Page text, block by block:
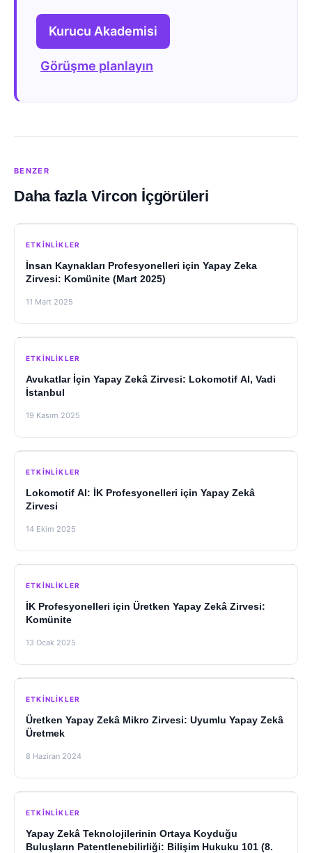
Kurucu Akademisi
Görüşme planlayın
BENZER
Daha fazla Vircon İçgörüleri
ETKINLIKLER
İnsan Kaynakları Profesyonelleri için Yapay Zeka
Zirvesi: Komünite (Mart 2025)
11 Mart 2025
ETKINLIKLER
Avukatlar İçin Yapay Zekâ Zirvesi: Lokomotif AI, Vadi
İstanbul
19 Kasım 2025
ETKINLIKLER
Lokomotif AI: İK Profesyonelleri için Yapay Zekâ
Zirvesi
14 Ekim 2025
ETKINLIKLER
İK Profesyonelleri için Üretken Yapay Zekâ Zirvesi:
Komünite
13 Ocak 2025
ETKINLIKLER
Üretken Yapay Zekâ Mikro Zirvesi: Uyumlu Yapay Zekâ
Üretmek
8 Haziran 2024
ETKINLIKLER
Yapay Zekâ Teknolojilerinin Ortaya Koyduğu
Buluşların Patentlenebilirliği: Bilişim Hukuku 101 (8.